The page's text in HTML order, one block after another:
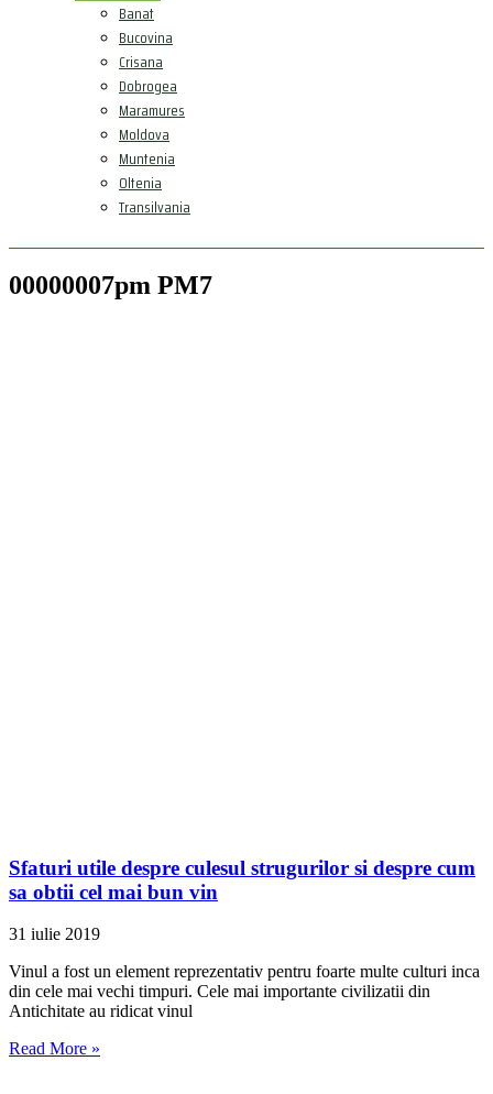
Banat
Bucovina
Crisana
Dobrogea
Maramures
Moldova
Muntenia
Oltenia
Transilvania
00000007pm PM7
Sfaturi utile despre culesul strugurilor si despre cum
sa obtii cel mai bun vin
31 iulie 2019
Vinul a fost un element reprezentativ pentru foarte multe culturi inca
din cele mai vechi timpuri. Cele mai importante civilizatii din
Antichitate au ridicat vinul
Read More »